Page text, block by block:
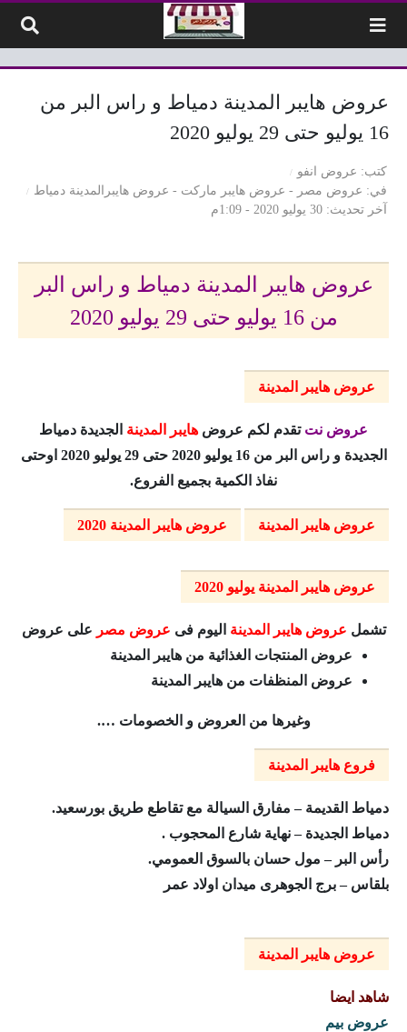
عروض هايبر المدينة دمياط و راس البر من
16 يوليو حتى 29 يوليو 2020
كتب
عروض انفو
في
عروض مصر - عروض هايبر ماركت - عروض هايبرالمدينة دمياط
آخر تحديث 30 يوليو 2020 - 1:09م
عروض هايبر المدينة دمياط و راس البر
من 16 يوليو حتى 29 يوليو 2020
عروض هايبر المدينة
عروض نت تقدم لكم عروض هايبر المدينة الجديدة دمياط
الجديدة و راس البر من 16 يوليو 2020
حتى 29 يوليو 2020 اوحتى
نفاذ الكمية بجميع الفروع.
عروض هايبر المدينة عروض هايبر المدينة 2020
عروض هايبر المدينة يوليو 2020
تشمل عروض هايبر المدينة اليوم فى عروض مصر على عروض
عروض المنتجات الغذائية من هايبر المدينة
عروض المنظفات من هايبر المدينة
وغيرها من العروض و الخصومات ….
فروع هايبر المدينة
دمياط القديمة – مفارق السيالة مع تقاطع طريق بورسعيد.
دمياط الجديدة – نهاية شارع المحجوب .
رأس البر – مول حسان بالسوق العمومي.
بلقاس – برج الجوهرى ميدان اولاد عمر
عروض هايبر المدينة
شاهد ايضا
عروض بيم